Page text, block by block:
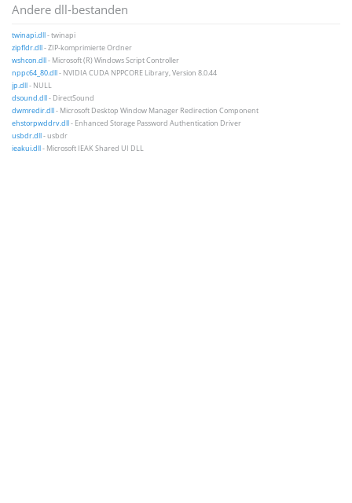
Andere dll-bestanden
twinapi.dll- twinapi
zipfldr.dll- ZIP-komprimierte Ordner
wshcon.dll- Microsoft (R) Windows Script Controller
nppc64_80.dll- NVIDIA CUDA NPPCORE Library, Version 8.0.44
jp.dll- NULL
dsound.dll- DirectSound
dwmredir.dll- Microsoft Desktop Window Manager Redirection Component
ehstorpwddrv.dll- Enhanced Storage Password Authentication Driver
usbdr.dll- usbdr
ieakui.dll- Microsoft IEAK Shared UI DLL